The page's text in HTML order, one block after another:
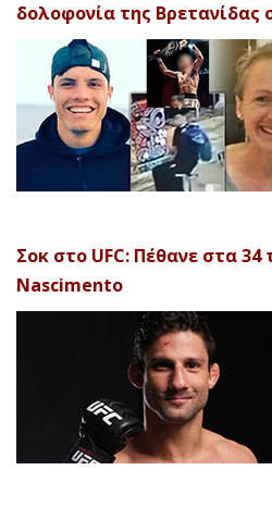
δολοφονία της Βρετανίδας
Σοκ στο UFC: Πέθανε στα 34
Nascimento